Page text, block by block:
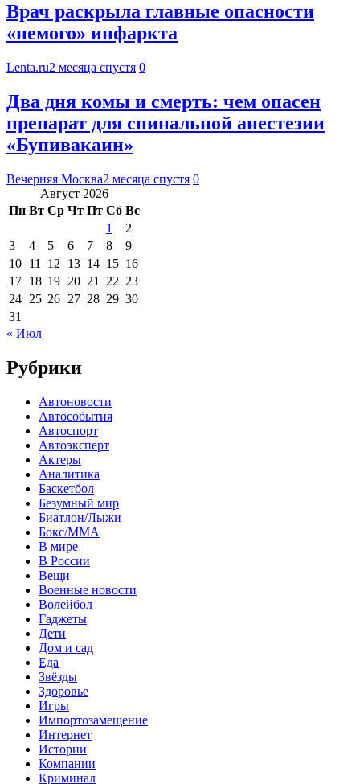
Врач раскрыла главные опасности
«немого» инфаркта
Lenta.ru2 месяца спустя 0
Два дня комы и смерть: чем опасен
препарат для спинальной анестезии
«Бупивакаин»
Вечерняя Москва2 месяца спустя 0
Август 2026
Пн Вт Ср Чт Пт Сб Вс
1
2
3
4 5 6 7 8
9
10 11 12 13 14 15 16
17 18 19 20 21 22 23
24 25 26 27 28 29 30
31
« Июл
Рубрики
Автоновости
Автособытия
Автоспорт
Автоэксперт
Актеры
Аналитика
Баскетбол
Безумный мир
Биатлон/Лыжи
Бокс/MMA
В мире
В России
Вещи
Военные новости
Волейбол
Гаджеты
Дети
Дом и сад
Еда
Звёзды
Здоровье
Игры
Импортозамещение
Интернет
Истории
Компании
Криминал